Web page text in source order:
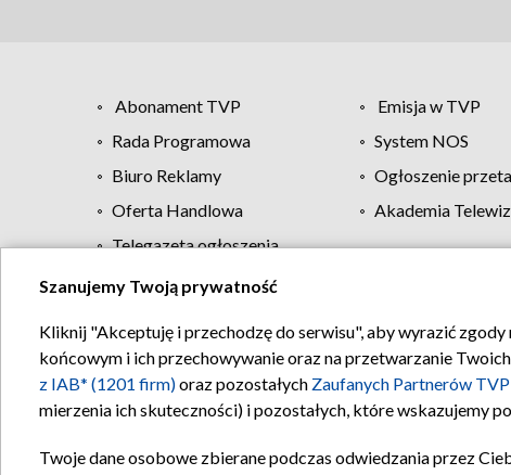
Abonament TVP Emisja w TVP
Rada Programowa
System NOS
Biuro Reklamy
Ogłoszenie
Oferta Handlowa
Akademia
Telegazeta ogłoszenia
Regulamin TVP
Szanujemy Twoją prywatność
Kliknij "Akceptuję i przechodzę do serwisu", aby wyrazić
końcowym i ich przechowywanie oraz na przetwarzanie
z IAB* (1201 firm)oraz pozostałych Zaufanych Partnerów
mierzenia ich skuteczności) i pozostałych, które wskazujemy
Twoje dane osobowe zbierane podczas odwiedzania przez